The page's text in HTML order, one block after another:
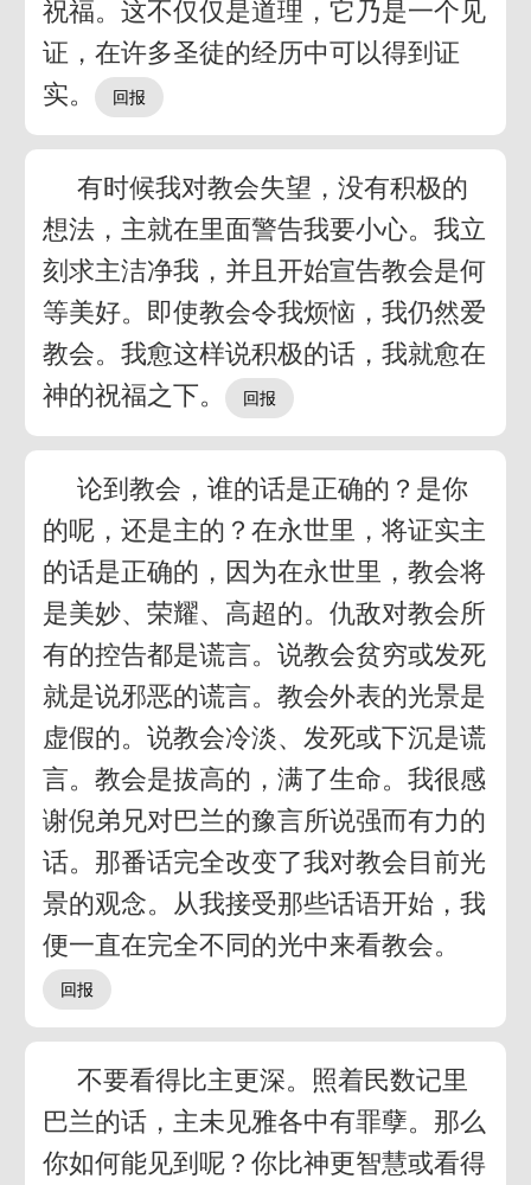
祝福。这不仅仅是道理，它乃是一个见
证，在许多圣徒的经历中可以得到证
实。
有时候我对教会失望，没有积极的
想法，主就在里面警告我要小心。我立
刻求主洁净我，并且开始宣告教会是何
等美好。即使教会令我烦恼，我仍然爱
教会。我愈这样说积极的话，我就愈在
神的祝福之下。
论到教会，谁的话是正确的？是你
的呢，还是主的？在永世里，将证实主
的话是正确的，因为在永世里，教会将
是美妙、荣耀、高超的。仇敌对教会所
有的控告都是谎言。说教会贫穷或发死
就是说邪恶的谎言。教会外表的光景是
虚假的。说教会冷淡、发死或下沉是谎
言。教会是拔高的，满了生命。我很感
谢倪弟兄对巴兰的豫言所说强而有力的
话。那番话完全改变了我对教会目前光
景的观念。从我接受那些话语开始，我
便一直在完全不同的光中来看教会。
不要看得比主更深。照着民数记里
巴兰的话，主未见雅各中有罪孽。那么
你如何能见到呢？你比神更智慧或看得